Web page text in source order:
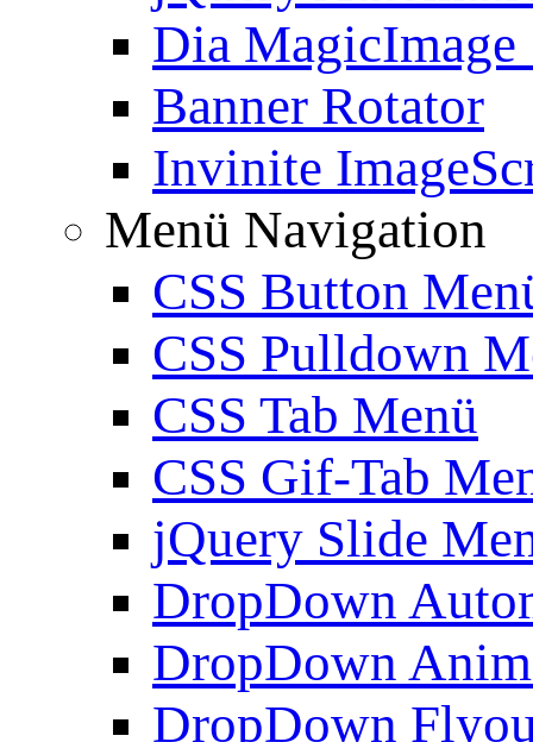
Dia MagicImage
Banner Rotator
Invinite
Menü Navigation
CSS Button
CSS Pulldown
CSS Tab Menü
CSS Gif-Tab
jQuery Slide
DropDown
DropDown
DropDown